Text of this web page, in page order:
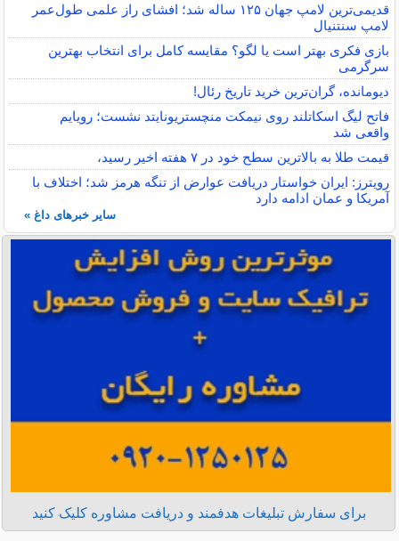
قدیمی‌ترین لامپ جهان ۱۲۵ ساله شد؛ افشای راز علمی طول‌عمر
لامپ سنتنیال
بازی فکری بهتر است یا لگو؟ مقایسه کامل برای انتخاب بهترین
سرگرمی
دیومانده، گران‌ترین خرید تاریخ رئال!
فاتح لیگ اسکاتلند روی نیمکت منچستریونایتد نشست؛ رویایم
واقعی شد
قیمت طلا به بالاترین سطح خود در ۷ هفته اخیر رسید،
رویترز: ایران خواستار دریافت عوارض از تنگه هرمز شد؛ اختلاف با
آمریکا و عمان ادامه دارد
سایر خبرهای داغ »
برای سفارش تبلیغات هدفمند و دریافت مشاوره کلیک کنید